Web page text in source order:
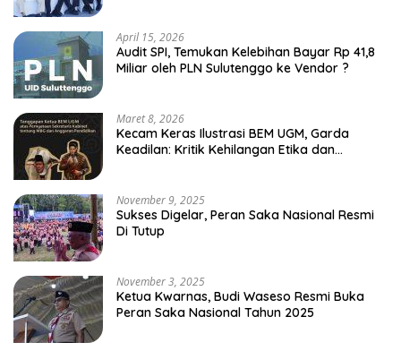
April 15, 2026
Audit SPI, Temukan Kelebihan Bayar Rp 41,8
Miliar oleh PLN Sulutenggo ke Vendor ?
Maret 8, 2026
Kecam Keras Ilustrasi BEM UGM, Garda
Keadilan: Kritik Kehilangan Etika dan
November 9, 2025
Sukses Digelar, Peran Saka Nasional Resmi
Di Tutup
November 3, 2025
Ketua Kwarnas, Budi Waseso Resmi Buka
Peran Saka Nasional Tahun 2025